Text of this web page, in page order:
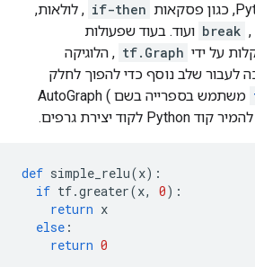
if-then , לולאות,
break ,
ועוד. בעוד שפעולות
tf.Graph , הלוגיקה
לעבור שלב נוסף כדי להפוך לחלק
משתמש בספרייה בשם AutoGraph (
def simple_relu(x):
if tf.greater(x, 0):
return x
else :
return 0